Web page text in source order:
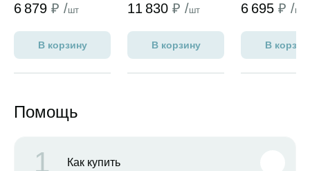
6 879 ₽ /шт
В корзину
11 830 ₽ /шт
В корзину
6 695 ₽ /шт
В
Помощь
1 Как купить